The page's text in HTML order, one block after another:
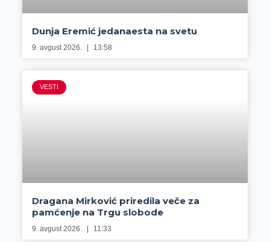
Dunja Eremić jedanaesta na svetu
9. avgust 2026. 13:58
VESTI
Dragana Mirković priredila veče za
pamćenje na Trgu slobode
9. avgust 2026. 11:33